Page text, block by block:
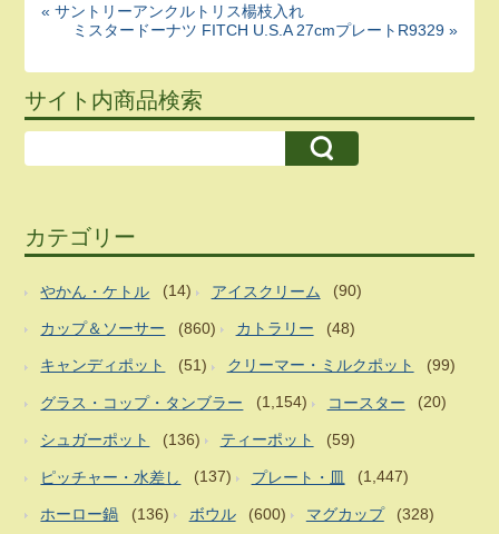
« サントリーアンクルトリス楊枝入れ
ミスタードーナツ FITCH U.S.A 27cmプレートR9329 »
サイト内商品検索
カテゴリー
やかん・ケトル (14) アイスクリーム (90)
カップ＆ソーサー (860) カトラリー (48)
キャンディポット (51) クリーマー・ミルクポット (99)
グラス・コップ・タンブラー (1,154) コースター (20)
シュガーポット (136) ティーポット (59)
ピッチャー・水差し (137) プレート・皿 (1,447)
ホーロー鍋 (136) ボウル (600) マグカップ (328)